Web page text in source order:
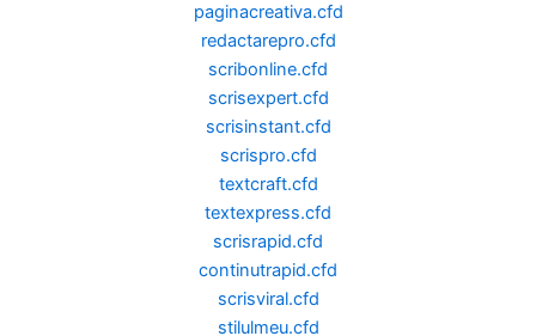
paginacreativa.cfd
redactarepro.cfd
scribonline.cfd
scrisexpert.cfd
scrisinstant.cfd
scrispro.cfd
textcraft.cfd
textexpress.cfd
scrisrapid.cfd
continutrapid.cfd
scrisviral.cfd
stilulmeu.cfd